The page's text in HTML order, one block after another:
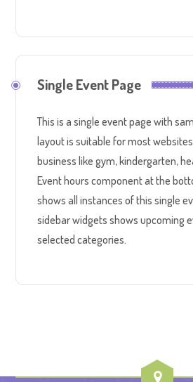
Single Event Page
This is a single event page with
layout is suitable for most
business like gym, kindergarten,
Event hours component at the
shows all instances of this single
sidebar widgets shows upcoming
selected categories.